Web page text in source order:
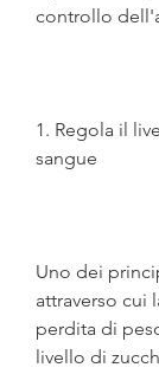
controllo
1. Regola il
sangue
Uno dei
attraverso cui
perdita di
livello di